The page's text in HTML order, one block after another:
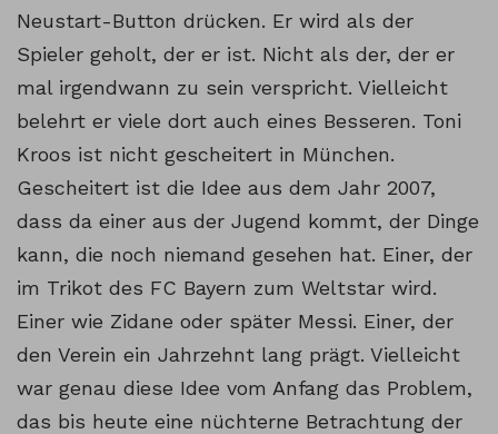
Neustart-Button drücken. Er wird als der
Spieler geholt, der er ist. Nicht als der, der er
mal irgendwann zu sein verspricht. Vielleicht
belehrt er viele dort auch eines Besseren. Toni
Kroos ist nicht gescheitert in München.
Gescheitert ist die Idee aus dem Jahr 2007,
dass da einer aus der Jugend kommt, der Dinge
kann, die noch niemand gesehen hat. Einer, der
im Trikot des FC Bayern zum Weltstar wird.
Einer wie Zidane oder später Messi. Einer, der
den Verein ein Jahrzehnt lang prägt. Vielleicht
war genau diese Idee vom Anfang das Problem,
das bis heute eine nüchterne Betrachtung der